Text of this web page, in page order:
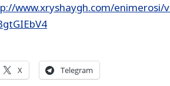
www.xryshaygh.com/
X Telegram